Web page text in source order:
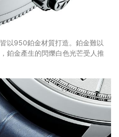
以950鉑金材質打造。鉑金難以
鉑金產生的閃爍白色光芒受人推